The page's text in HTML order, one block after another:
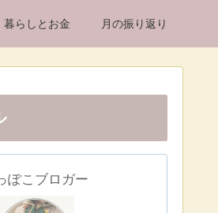
暮らしとお金 月の振り返り
ぽこブロガー